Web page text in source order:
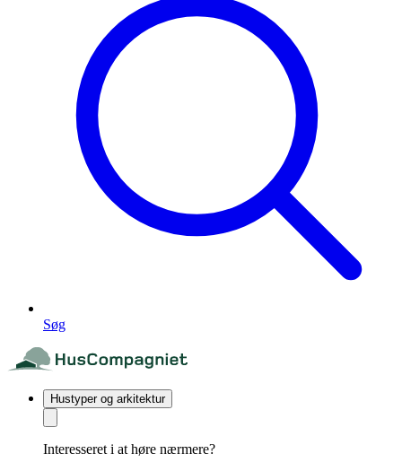
Søg
Hustyper og arkitektur
Interesseret i at høre nærmere?